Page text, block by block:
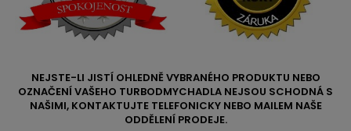
NEJSTE-LI JISTÍ OHLEDNĚ VYBRANÉHO PRODUKTU NEBO
OZNAČENÍ VAŠEHO TURBODMYCHADLA NEJSOU SCHODNÁ S
NAŠIMI, KONTAKTUJTE TELEFONICKY NEBO MAILEM NAŠE
ODDĚLENÍ PRODEJE.